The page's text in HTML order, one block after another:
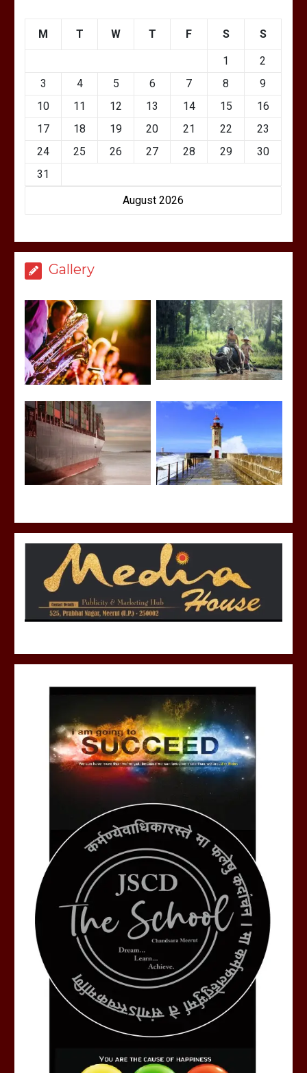
August 2026
M T W T F S S
1
2
3
4 5 6 7 8
9
10
11 12 13 14 15
16
17
18 19 20 21 22
23
24
25 26 27 28 29
30
31
Gallery